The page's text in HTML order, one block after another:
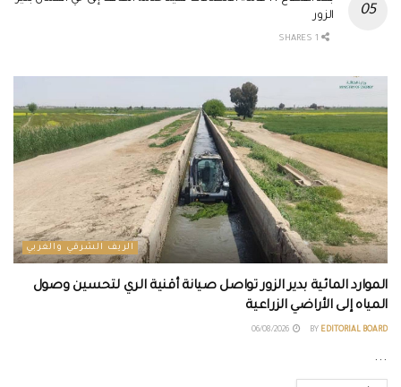
الزور
الريف الشرقي والغربي
الموارد المائية بدير الزور تواصل صيانة أقنية الري لتحسين وصول
المياه إلى الأراضي الزراعية
BY EDITORIAL BOARD
...